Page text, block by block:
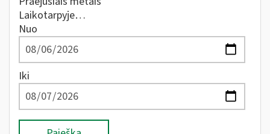
Laikotarpyje…
Nuo
Iki